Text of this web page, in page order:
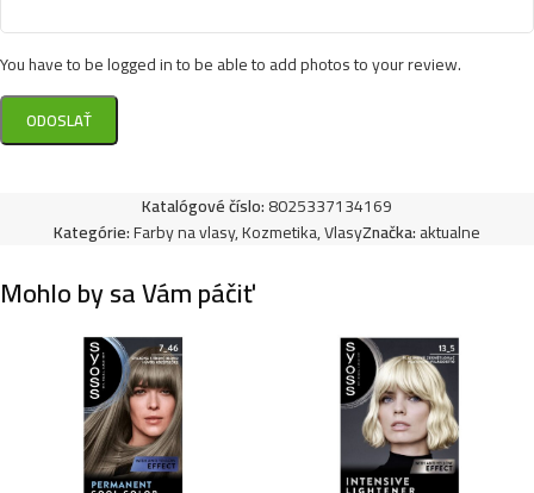
Kallos kjmn farba 100ml- 8.43L – Koralovo červená
3,99€
Kallos kjmn farba 100ml- 10.1 – Platinová popolavá
blond
3,99€
Kallos kjmn farba 100ml- 8.1 – Popolavo svetlý blond
3,99€
You have to be logged in to be able to add photos to your review.
Katalógové číslo:8025337134169
Kategórie:Farby na vlasy,Kozmetika,VlasyZnačka:aktualne
Mohlo by sa Vám páčiť